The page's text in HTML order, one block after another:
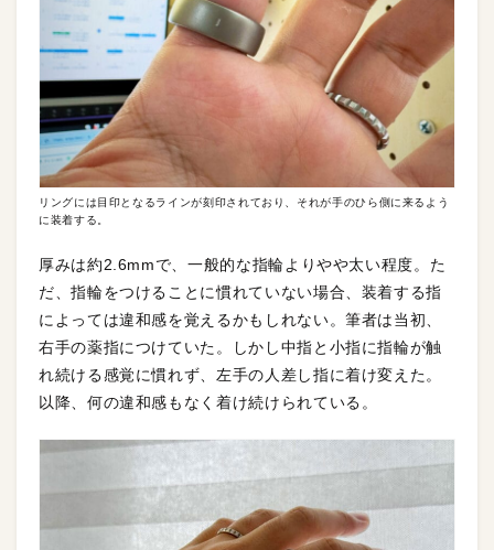
リングには目印となるラインが刻印されており、それが手のひら側に来るよう
に装着する。
厚みは約2.6mmで、一般的な指輪よりやや太い程度。た
だ、指輪をつけることに慣れていない場合、装着する指
によっては違和感を覚えるかもしれない。筆者は当初、
右手の薬指につけていた。しかし中指と小指に指輪が触
れ続ける感覚に慣れず、左手の人差し指に着け変えた。
以降、何の違和感もなく着け続けられている。